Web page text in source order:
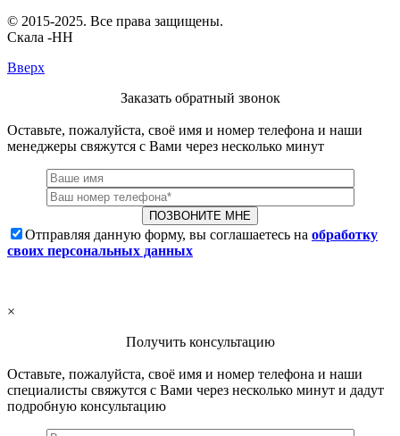
© 2015-2025. Все права защищены.
Скала -НН
Вверх
Заказать обратный звонок
Оставьте, пожалуйста, своё имя и номер телефона и наши
менеджеры свяжутся с Вами через несколько минут
Отправляя данную форму, вы соглашаетесь на обработку
своих персональных данных
×
Получить консультацию
Оставьте, пожалуйста, своё имя и номер телефона и наши
специалисты свяжутся с Вами через несколько минут и дадут
подробную консультацию